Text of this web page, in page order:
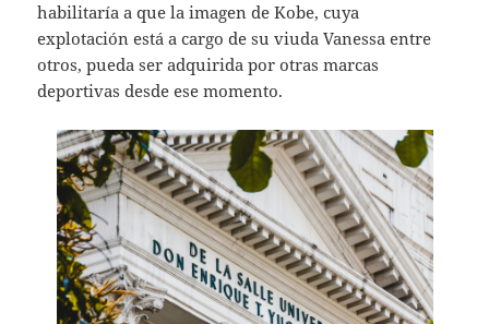
habilitaría a que la imagen de Kobe, cuya
explotación está a cargo de su viuda Vanessa entre
otros, pueda ser adquirida por otras marcas
deportivas desde ese momento.